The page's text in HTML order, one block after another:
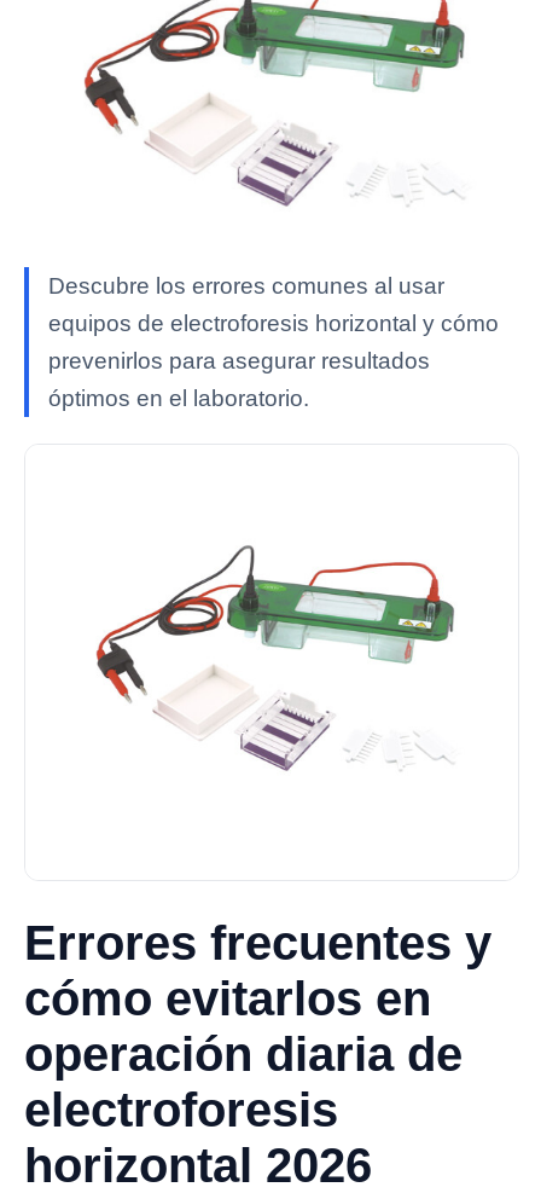
Descubre los errores comunes al usar
equipos de electroforesis horizontal y cómo
prevenirlos para asegurar resultados
óptimos en el laboratorio.
Errores frecuentes y
cómo evitarlos en
operación diaria de
electroforesis
horizontal 2026